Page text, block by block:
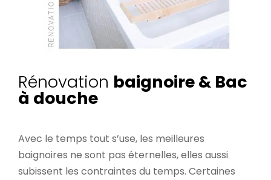
Rénovation baignoire & Bac
à douche
Avec le temps tout s’use, les meilleures
baignoires ne sont pas éternelles, elles aussi
subissent les contraintes du temps. Certaines